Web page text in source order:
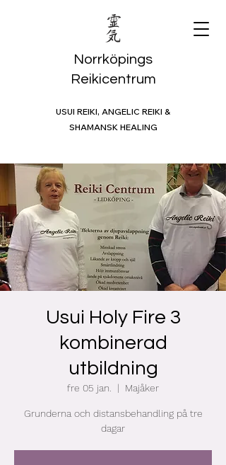
USUI REIKI, ANGELIC REIKI &
SHAMANSK HEALING
Norrköpings
Reikicentrum
Usui Holy Fire 3
kombinerad
utbildning
fre 05 jan.
  |
Majåker
Grunderna och distansbehandling på tre
dagar